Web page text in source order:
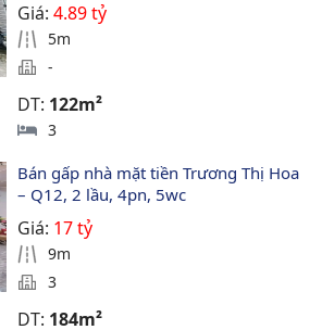
Giá:4.89 tỷ
5m
-
DT: 122m²
3
Bán gấp nhà mặt tiền Trương Thị Hoa
– Q12, 2 lầu, 4pn, 5wc
Giá: 17 tỷ
9m
3
DT: 184m²